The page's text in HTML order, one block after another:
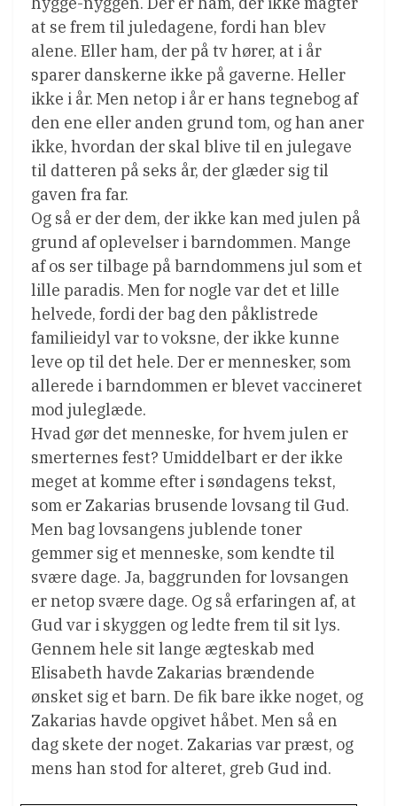
at se frem til juledagene, fordi han blev
alene. Eller ham, der på tv hører, at i år
sparer danskerne ikke på gaverne. Heller
ikke i år. Men netop i år er hans tegnebog af
den ene eller anden grund tom, og han aner
ikke, hvordan der skal blive til en julegave
til datteren på seks år, der glæder sig til
gaven fra far.
Og så er der dem, der ikke kan med julen på
grund af oplevelser i barndommen. Mange
af os ser tilbage på barndommens jul som et
lille paradis. Men for nogle var det et lille
helvede, fordi der bag den påklistrede
familieidyl var to voksne, der ikke kunne
leve op til det hele. Der er mennesker, som
allerede i barndommen er blevet vaccineret
mod juleglæde.
Hvad gør det menneske, for hvem julen er
smerternes fest? Umiddelbart er der ikke
meget at komme efter i søndagens tekst,
som er Zakarias brusende lovsang til Gud.
Men bag lovsangens jublende toner
gemmer sig et menneske, som kendte til
svære dage. Ja, baggrunden for lovsangen
er netop svære dage. Og så erfaringen af, at
Gud var i skyggen og ledte frem til sit lys.
Gennem hele sit lange ægteskab med
Elisabeth havde Zakarias brændende
ønsket sig et barn. De fik bare ikke noget, og
Zakarias havde opgivet håbet. Men så en
dag skete der noget. Zakarias var præst, og
mens han stod for alteret, greb Gud ind.